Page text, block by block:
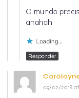
O mundo
ahahah
Loading...
Responder
Carolayne
09/02/2018 at